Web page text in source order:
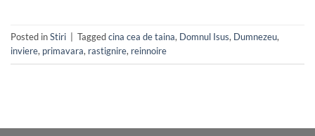
Posted inStiri Taggedcina cea de taina, Domnul Isus, Dumnezeu,
inviere, primavara, rastignire, reinnoire